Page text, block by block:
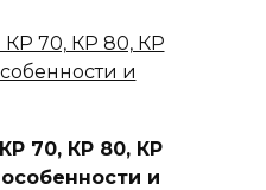
70, КР 80, КР
особенности и